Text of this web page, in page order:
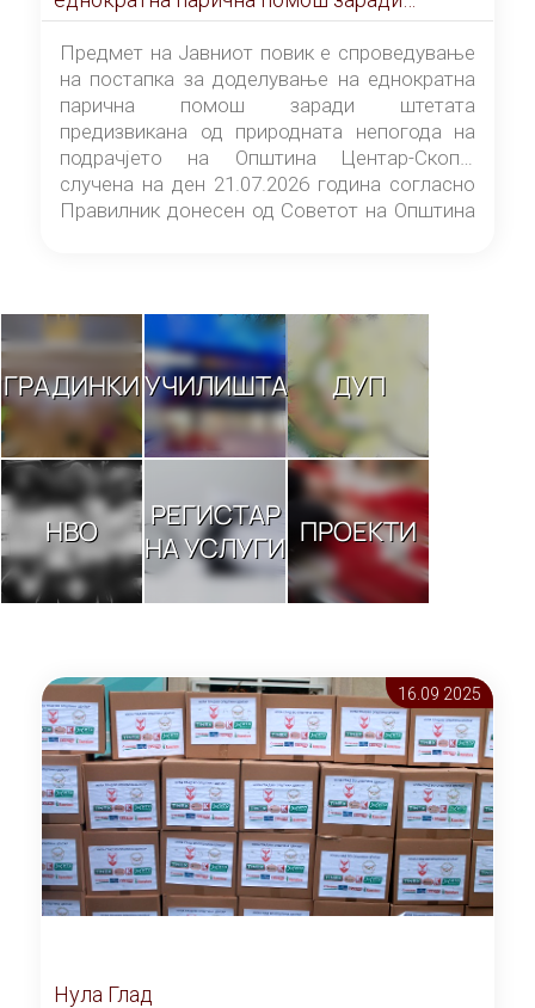
штетата предизвикана од природната
непогода на подрачјето на Општина
Центар-Скопје случена на ден 21.07.2026
година
Предмет на Јавниот повик е спроведување
на постапка за доделување на еднократна
парична помош заради штетата
предизвикана од природната непогода на
подрачјето на Општина Центар-Скопје
случена на ден 21.07.2026 година согласно
Правилник донесен од Советот на Општина
ГРАДИНКИУЧИЛИШТА ДУП
НВО
РЕГИСТАР
НА УСЛУГИ ПРОЕКТИ
16.09 2025
Нула Глад